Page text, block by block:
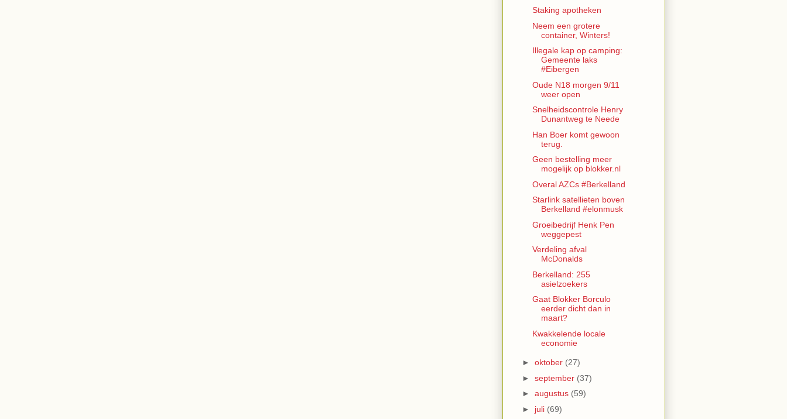
Staking apotheken
Neem een grotere
container, Winters!
Illegale kap op camping:
Gemeente laks
#Eibergen
Oude N18 morgen 9/11
weer open
Snelheidscontrole Henry
Dunantweg te Neede
Han Boer komt gewoon
terug.
Geen bestelling meer
mogelijk op blokker.nl
Overal AZCs #Berkelland
Starlink satellieten boven
Berkelland #elonmusk
Groeibedrijf Henk Pen
weggepest
Verdeling afval
McDonalds
Berkelland: 255
asielzoekers
Gaat Blokker Borculo
eerder dicht dan in
maart?
Kwakkelende locale
economie
► oktober (27)
► september (37)
► augustus (59)
► juli (69)